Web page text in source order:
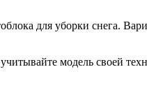
для уборки снега.
модель своей